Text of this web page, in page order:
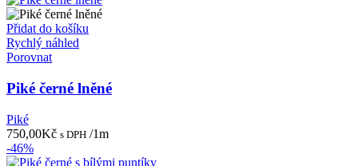
Přidat do košíku
Rychlý náhled
Porovnat
Piké černé lněné
Piké
750,00Kč s DPH /1m
-46%